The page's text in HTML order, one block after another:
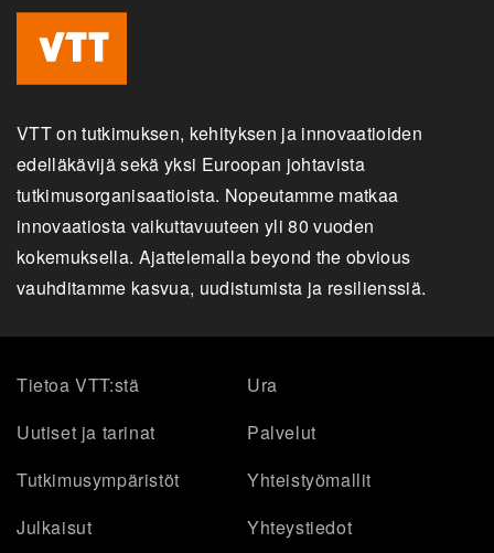
VTT on tutkimuksen, kehityksen ja innovaatioiden
edelläkävijä sekä yksi Euroopan johtavista
tutkimusorganisaatioista. Nopeutamme matkaa
innovaatiosta vaikuttavuuteen yli 80 vuoden
kokemuksella. Ajattelemalla beyond the obvious
vauhditamme kasvua, uudistumista ja resilienssiä.
Tietoa VTT:stä
Ura
Uutiset ja tarinat
Palvelut
Tutkimusympäristöt
Yhteistyömallit
Julkaisut
Yhteystiedot